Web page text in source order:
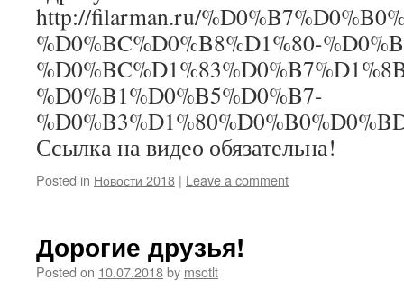
http://filarman.ru/
%D0%BC%D0%B8%D1%80-
%D0%B1%D0%B5%D0%B7-
Ссылка на видео обязательна!
Posted in Новости 2018 | Leave a comment
Дорогие друзья!
Posted on 10.07.2018by msotlt